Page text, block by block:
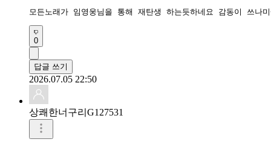
0
답글 쓰기
2026.07.05 22:50
상쾌한너구리G127531